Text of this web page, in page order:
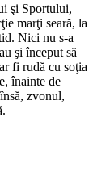
şi Sportului,
marţi seară, la
Nici nu s-a
şi început să
fi rudă cu soţia
înainte de
zvonul,